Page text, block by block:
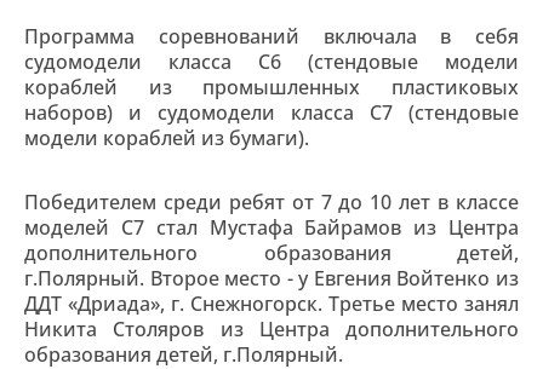
Программа соревнований включала в себя
судомодели класса С6 (стендовые модели
кораблей из промышленных пластиковых
наборов) и судомодели класса С7 (стендовые
модели кораблей из бумаги).
Победителем среди ребят от 7 до 10 лет в классе
моделей С7 стал Мустафа Байрамов из Центра
дополнительного образования детей,
г.Полярный. Второе место - у Евгения Войтенко из
ДДТ «Дриада», г. Снежногорск. Третье место занял
Никита Столяров из Центра дополнительного
образования детей, г.Полярный.